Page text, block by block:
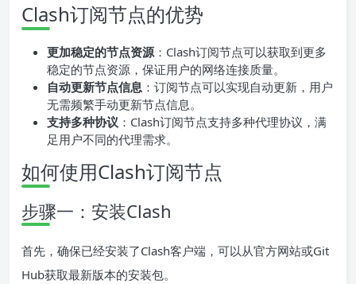
Clash订阅节点的优势
更加稳定的节点资源：Clash订阅节点可以获取到更多
稳定的节点资源，保证用户的网络连接质量。
自动更新节点信息 ：订阅节点可以实现自动更新，用户
无需频繁手动更新节点信息。
支持多种协议 ：Clash订阅节点支持多种代理协议，满
足用户不同的代理需求。
如何使用Clash订阅节点
步骤一：安装Clash
首先，确保已经安装了Clash客户端，可以从官方网站或Git
Hub获取最新版本的安装包。